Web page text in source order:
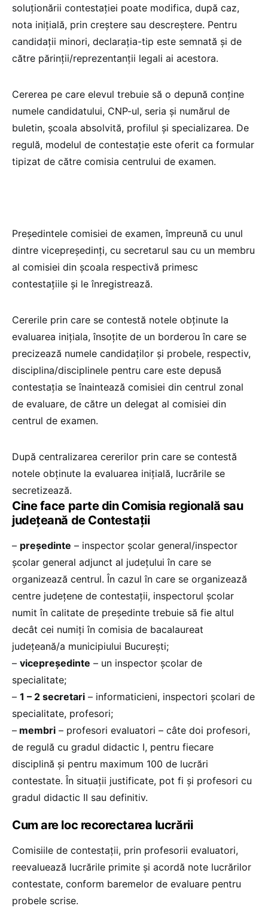
soluționării contestației poate modifica, după caz,
nota inițială, prin creștere sau descreștere. Pentru
candidații minori, declarația-tip este semnată și de
către părinții/reprezentanții legali ai acestora.
Cererea pe care elevul trebuie să o depună conține
numele candidatului, CNP-ul, seria și numărul de
buletin, școala absolvită, profilul și specializarea. De
regulă, modelul de contestație este oferit ca formular
tipizat de către comisia centrului de examen.
Președintele comisiei de examen, împreună cu unul
dintre vicepreședinți, cu secretarul sau cu un membru
al comisiei din școala respectivă primesc
contestațiile și le înregistrează.
Cererile prin care se contestă notele obținute la
evaluarea inițiala, însoțite de un borderou în care se
precizează numele candidaților și probele, respectiv,
disciplina/disciplinele pentru care este depusă
contestația se înaintează comisiei din centrul zonal
de evaluare, de către un delegat al comisiei din
centrul de examen.
După centralizarea cererilor prin care se contestă
notele obţinute la evaluarea iniţială, lucrările se
secretizează.
Cine face parte din Comisia regională sau
județeană de Contestații
– preşedinte – inspector şcolar general/inspector
şcolar general adjunct al judeţului în care se
organizează centrul. În cazul în care se organizează
centre judeţene de contestaţii, inspectorul şcolar
numit în calitate de preşedinte trebuie să fie altul
decât cei numiţi în comisia de bacalaureat
judeţeană/a municipiului Bucureşti;
– vicepreşedinte – un inspector şcolar de
specialitate;
– 1 – 2 secretari – informaticieni, inspectori şcolari de
specialitate, profesori;
– membri – profesori evaluatori – câte doi profesori,
de regulă cu gradul didactic I, pentru fiecare
disciplină şi pentru maximum 100 de lucrări
contestate. În situaţii justificate, pot fi şi profesori cu
gradul didactic II sau definitiv.
Cum are loc recorectarea lucrării
Comisiile de contestaţii, prin profesorii evaluatori,
reevaluează lucrările primite şi acordă note lucrărilor
contestate, conform baremelor de evaluare pentru
probele scrise.